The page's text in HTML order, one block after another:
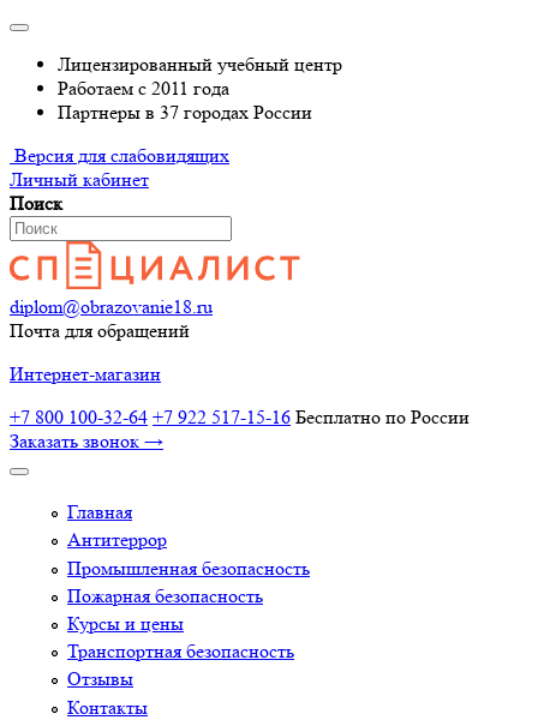
Лицензированный учебный центр
Работаем с 2011 года
Партнеры в 37 городах России
Версия для слабовидящих
Личный кабинет
Поиск
diplom@obrazovanie18.ru
Почта для обращений
Интернет-магазин
+7 800 100-32-64 +7 922 517-15-16 Бесплатно по России
Заказать звонок →
Главная
Антитеррор
Промышленная безопасность
Пожарная безопасность
Курсы и цены
Транспортная безопасность
Отзывы
Контакты